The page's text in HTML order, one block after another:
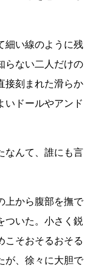
細い線のように残
らない二人だけの
接刻まれた滑らか
いドールやアンド
なんて、誰にも言
上から腹部を撫で
ついた。小さく鋭
こそおそるおそる
が、徐々に大胆で